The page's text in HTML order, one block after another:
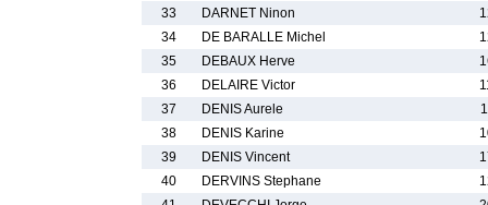
33
DARNET Ninon
34
DE BARALLE Michel
35
DEBAUX Herve
36
DELAIRE Victor
37
DENIS Aurele
38
DENIS Karine
39
DENIS Vincent
40
DERVINS Stephane